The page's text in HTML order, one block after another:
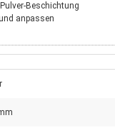
Beschichtung
anpassen